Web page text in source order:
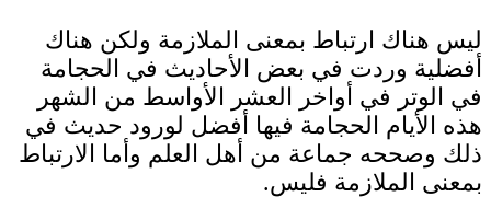
ليس هناك ارتباط بمعنى الملازمة ولكن هناك
أفضلية وردت في بعض الأحاديث في الحجامة
في الوتر في أواخر العشر الأواسط من الشهر
هذه الأيام الحجامة فيها أفضل لورود حديث في
ذلك وصححه جماعة من أهل العلم وأما الارتباط
بمعنى الملازمة فليس.